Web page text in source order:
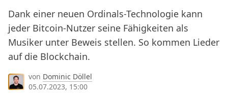
Dank einer neuen Ordinals-Technologie kann
jeder Bitcoin-Nutzer seine Fähigkeiten als
Musiker unter Beweis stellen. So kommen Lieder
auf die Blockchain.
von Dominic Döllel
05.07.2023, 15:00